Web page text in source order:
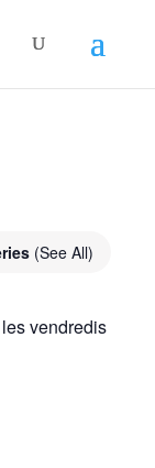
(See All)
vendredis